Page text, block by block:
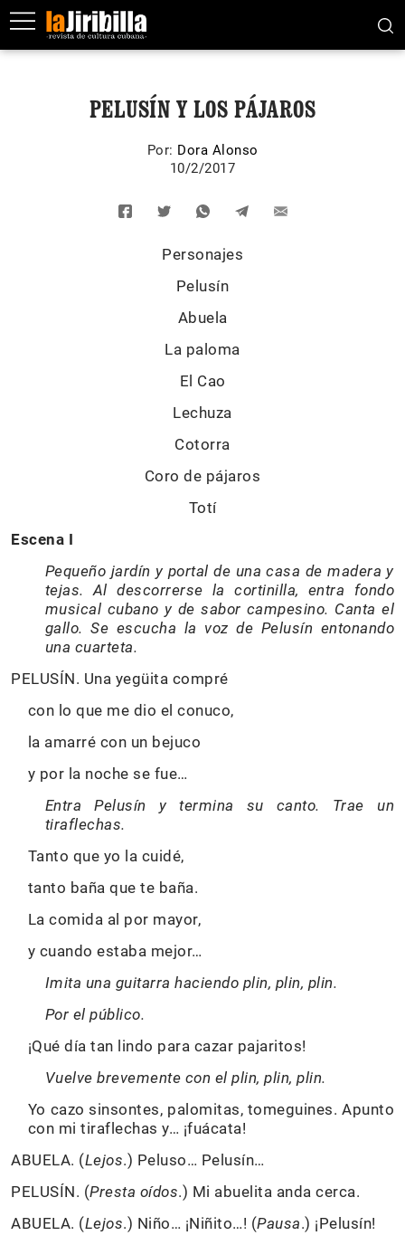
PELUSÍN Y LOS PÁJAROS
Por: Dora Alonso
10/2/2017
Personajes
Pelusín
Abuela
La paloma
El Cao
Lechuza
Cotorra
Coro de pájaros
Totí
Escena I
Pequeño jardín y portal de una casa de madera y
tejas. Al descorrerse la cortinilla, entra fondo
musical cubano y de sabor campesino. Canta el
gallo. Se escucha la voz de Pelusín entonando
una cuarteta.
PELUSÍN. Una yegüita compré
con lo que me dio el conuco,
la amarré con un bejuco
y por la noche se fue…
Entra Pelusín y termina su canto. Trae un
tiraflechas.
Tanto que yo la cuidé,
tanto baña que te baña.
La comida al por mayor,
y cuando estaba mejor…
Imita una guitarra haciendo plin, plin, plin.
Por el público.
¡Qué día tan lindo para cazar pajaritos!
Vuelve brevemente con el plin, plin, plin.
Yo cazo sinsontes, palomitas, tomeguines. Apunto
con mi tiraflechas y… ¡fuácata!
ABUELA. (Lejos.) Peluso… Pelusín…
PELUSÍN. (Presta oídos.) Mi abuelita anda cerca.
ABUELA. (Lejos.) Niño… ¡Niñito…! (Pausa.) ¡Pelusín!